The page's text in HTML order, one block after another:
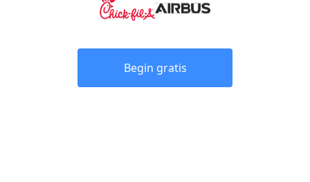
Begin gratis